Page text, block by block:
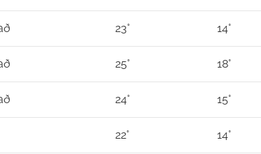
23° 14°
25° 18°
24° 15°
22° 14°